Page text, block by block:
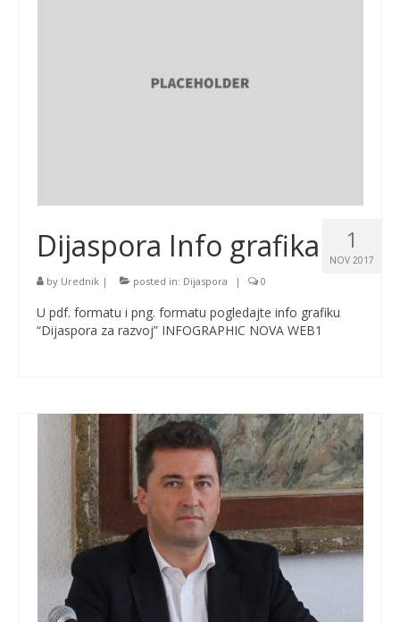
1
NOV 2017
Dijaspora Info grafika
by Urednik | posted in: Dijaspora | 0
U pdf. formatu i png. formatu pogledajte info grafiku
“Dijaspora za razvoj” INFOGRAPHIC NOVA WEB1